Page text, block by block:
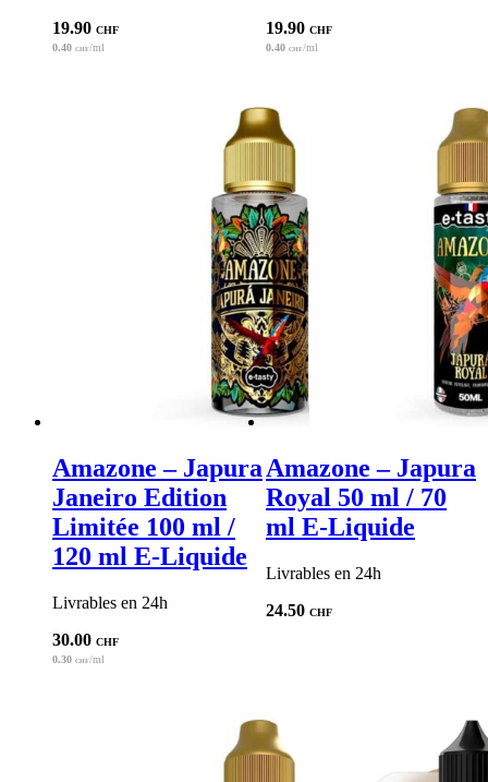
19.90 CHF
0.40 CHF/ml
19.90 CHF
0.40 CHF/ml
Amazone – Japura
Janeiro Edition
Limitée 100 ml /
120 ml E-Liquide
Livrables en 24h
30.00 CHF
0.30 CHF/ml
Amazone – Japura
Royal 50 ml / 70
ml E-Liquide
Livrables en 24h
24.50 CHF